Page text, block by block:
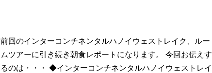
前回のインターコンチネンタルハノイウェストレイク、ルー
ムツアーに引き続き朝食レポートになります。 今回お伝えす
るのは・・・ ◆インターコンチネンタルハノイウェストレイ